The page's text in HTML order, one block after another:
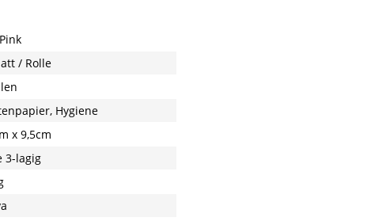
/ Rolle
Hygiene
x 9,5cm
3-lagig